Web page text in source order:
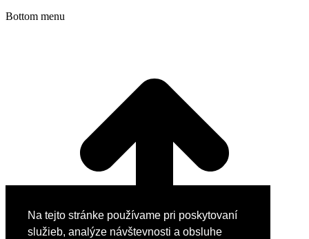
Na tejto stránke používame pri poskytovaní
služieb, analýze návštevnosti a obsluhe
Bottom menu